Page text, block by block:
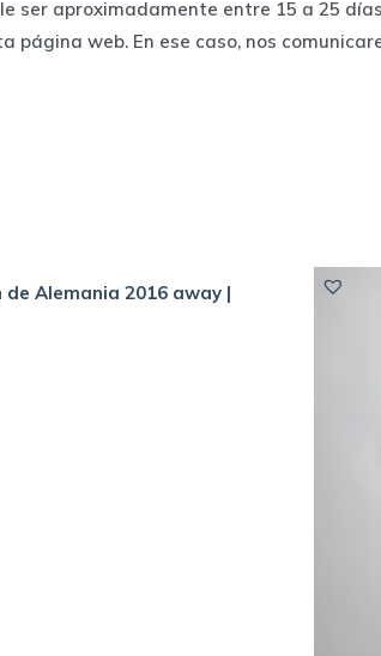
ser aproximadamente entre 15 a 25
web. En ese caso, nos
de Alemania 2016 away |